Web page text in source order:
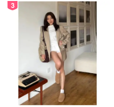
3